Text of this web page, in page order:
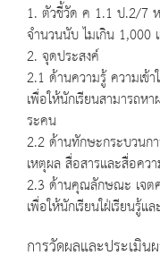
1. ตัวชี้วัด ค 1.1 ป.2/7
จำนวนนับ ไมเกิน 1,000
2. จุดประสงค์
2.1 ด้านความรู้ ความเข้า
เพื่อให้นักเรียนสามารถ
ระคน
2.2 ด้านทักษะกระบวนก
เหตุผล สื่อสารและสื่อค
2.3 ด้านคุณลักษณะ เจต
เพื่อให้นักเรียนใฝ่เรียนรู้
การวัดผลและประเมิน